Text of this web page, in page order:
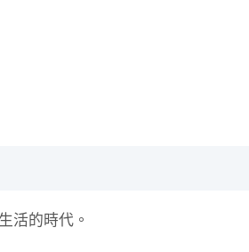
活的時代。